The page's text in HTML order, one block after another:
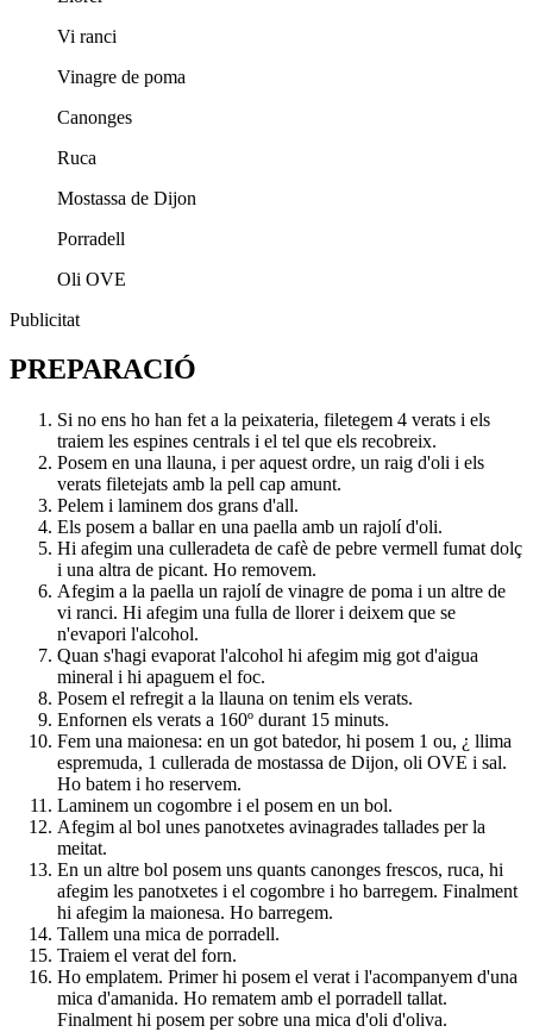
Vi ranci
Vinagre de poma
Canonges
Ruca
Mostassa de Dijon
Porradell
Oli OVE
Publicitat
PREPARACIÓ
Si no ens ho han fet a la peixateria, filetegem 4 verats i els
traiem les espines centrals i el tel que els recobreix.
Posem en una llauna, i per aquest ordre, un raig d'oli i els
verats filetejats amb la pell cap amunt.
Pelem i laminem dos grans d'all.
Els posem a ballar en una paella amb un rajolí d'oli.
Hi afegim una culleradeta de cafè de pebre vermell fumat dolç
i una altra de picant. Ho removem.
Afegim a la paella un rajolí de vinagre de poma i un altre de
vi ranci. Hi afegim una fulla de llorer i deixem que se
n'evapori l'alcohol.
Quan s'hagi evaporat l'alcohol hi afegim mig got d'aigua
mineral i hi apaguem el foc.
Posem el refregit a la llauna on tenim els verats.
Enfornen els verats a 160º durant 15 minuts.
Fem una maionesa: en un got batedor, hi posem 1 ou, ¿ llima
espremuda, 1 cullerada de mostassa de Dijon, oli OVE i sal.
Ho batem i ho reservem.
Laminem un cogombre i el posem en un bol.
Afegim al bol unes panotxetes avinagrades tallades per la
meitat.
En un altre bol posem uns quants canonges frescos, ruca, hi
afegim les panotxetes i el cogombre i ho barregem. Finalment
hi afegim la maionesa. Ho barregem.
Tallem una mica de porradell.
Traiem el verat del forn.
Ho emplatem. Primer hi posem el verat i l'acompanyem d'una
mica d'amanida. Ho rematem amb el porradell tallat.
Finalment hi posem per sobre una mica d'oli d'oliva.